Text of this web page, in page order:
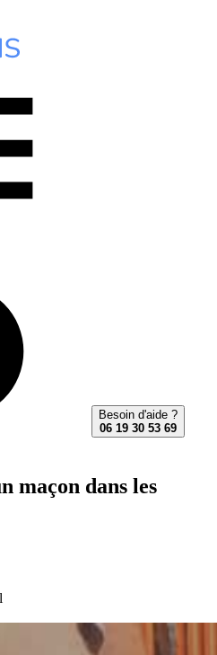
Besoin d'aide ?
06 19 30 53 69
maçon dans les